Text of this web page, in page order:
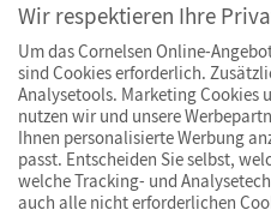
Wir respektieren Ihre
Um das Cornelsen Online-
sind Cookies erforderlich.
Analysetools. Marketing Cookies
nutzen wir und unsere
Ihnen personalisierte Werbung
passt. Entscheiden Sie selbst,
welche Tracking- und
auch alle nicht erforderlichen